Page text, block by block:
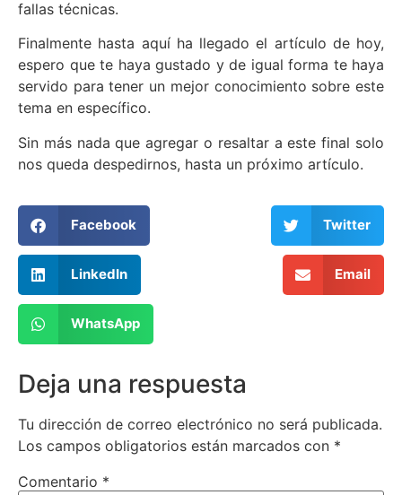
fallas técnicas.
Finalmente hasta aquí ha llegado el artículo de hoy,
espero que te haya gustado y de igual forma te haya
servido para tener un mejor conocimiento sobre este
tema en específico.
Sin más nada que agregar o resaltar a este final solo
nos queda despedirnos, hasta un próximo artículo.
Facebook Twitter
LinkedIn Email
WhatsApp
Deja una respuesta
Tu dirección de correo electrónico no será publicada.
Los campos obligatorios están marcados con *
Comentario *